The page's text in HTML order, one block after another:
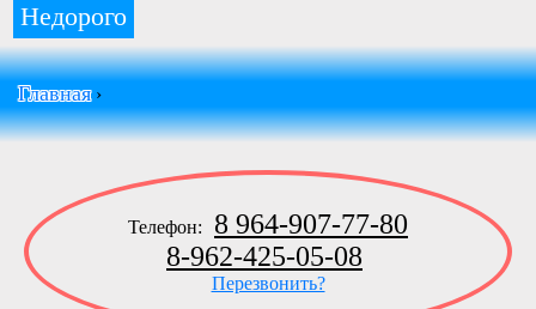
Недорого
Главная›
Телефон:
8 964-907-77-80
8-962-425-05-08
Перезвонить?